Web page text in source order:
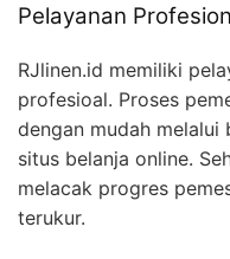
Pelayanan
RJlinen.id memiliki
profesioal. Proses
dengan mudah melalui
situs belanja online.
melacak progres
terukur.